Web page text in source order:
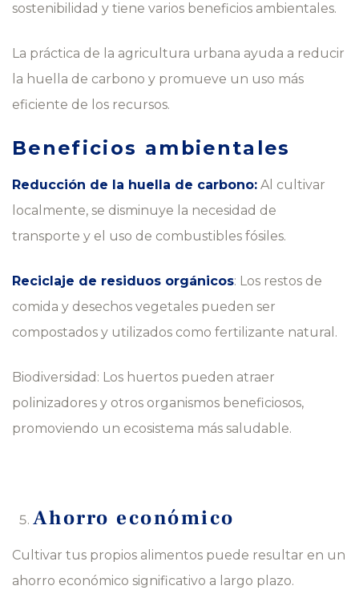
sostenibilidad y tiene varios beneficios ambientales.
La práctica de la agricultura urbana ayuda a reducir
la huella de carbono y promueve un uso más
eficiente de los recursos.
Beneficios ambientales
Reducción de la huella de carbono: Al cultivar
localmente, se disminuye la necesidad de
transporte y el uso de combustibles fósiles.
Reciclaje de residuos orgánicos: Los restos de
comida y desechos vegetales pueden ser
compostados y utilizados como fertilizante natural.
Biodiversidad: Los huertos pueden atraer
polinizadores y otros organismos beneficiosos,
promoviendo un ecosistema más saludable.
Ahorro económico
Cultivar tus propios alimentos puede resultar en un
ahorro económico significativo a largo plazo.